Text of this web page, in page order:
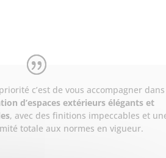
c’est de vous accompagner dans
d’espaces extérieurs élégants et
, avec des finitions impeccables et
totale aux normes en vigueur.